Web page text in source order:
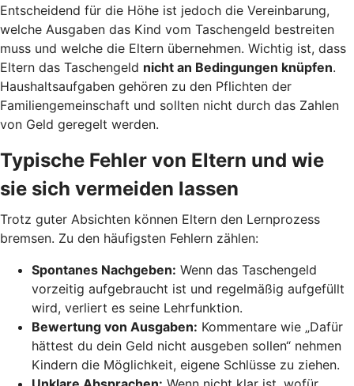
Entscheidend für die Höhe ist jedoch die Vereinbarung,
welche Ausgaben das Kind vom Taschengeld bestreiten
muss und welche die Eltern übernehmen. Wichtig ist, dass
Eltern das Taschengeld nicht an Bedingungen knüpfen.
Haushaltsaufgaben gehören zu den Pflichten der
Familiengemeinschaft und sollten nicht durch das Zahlen
von Geld geregelt werden.
Typische Fehler von Eltern und wie
sie sich vermeiden lassen
Trotz guter Absichten können Eltern den Lernprozess
bremsen. Zu den häufigsten Fehlern zählen:
Spontanes Nachgeben: Wenn das Taschengeld
vorzeitig aufgebraucht ist und regelmäßig aufgefüllt
wird, verliert es seine Lehrfunktion.
Bewertung von Ausgaben: Kommentare wie „Dafür
hättest du dein Geld nicht ausgeben sollen“ nehmen
Kindern die Möglichkeit, eigene Schlüsse zu ziehen.